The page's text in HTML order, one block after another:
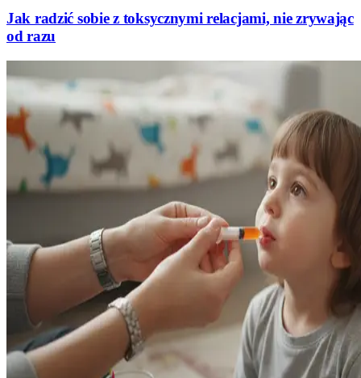
Jak radzić sobie z toksycznymi relacjami, nie zrywając
od razu